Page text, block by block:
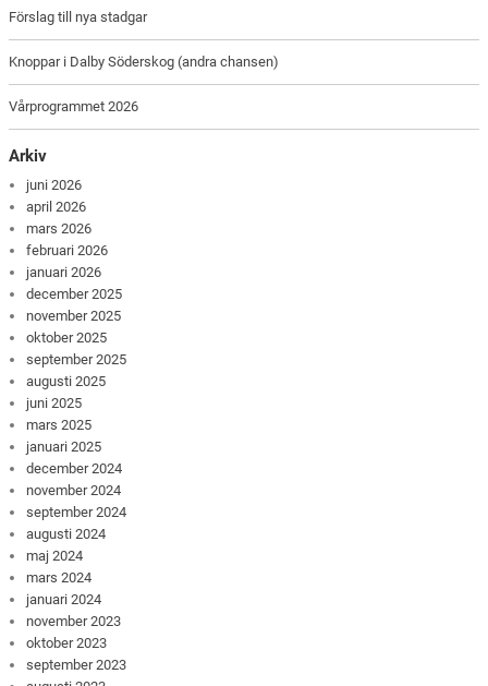
Förslag till nya stadgar
Knoppar i Dalby Söderskog (andra chansen)
Vårprogrammet 2026
Arkiv
juni 2026
april 2026
mars 2026
februari 2026
januari 2026
december 2025
november 2025
oktober 2025
september 2025
augusti 2025
juni 2025
mars 2025
januari 2025
december 2024
november 2024
september 2024
augusti 2024
maj 2024
mars 2024
januari 2024
november 2023
oktober 2023
september 2023